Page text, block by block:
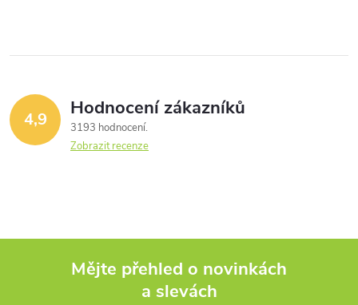
l
d
a
p
4,9 Hodnocení zákazníků
3193 hodnocení
Zobrazit recenze
Mějte přehled o novinkách
a slevách